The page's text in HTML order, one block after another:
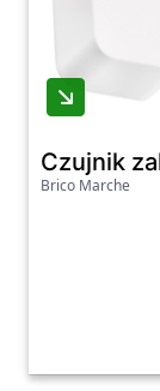
VDP-
45A3-TY
Alpha+
Eura
Czujnik
Brico Marche